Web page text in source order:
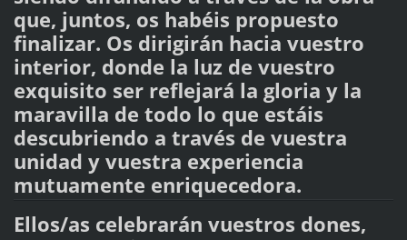
que, juntos, os habéis propuesto
finalizar. Os dirigirán hacia vuestro
interior, donde la luz de vuestro
exquisito ser reflejará la gloria y la
maravilla de todo lo que estáis
descubriendo a través de vuestra
unidad y vuestra experiencia
mutuamente enriquecedora.
Ellos/as celebrarán vuestros dones,